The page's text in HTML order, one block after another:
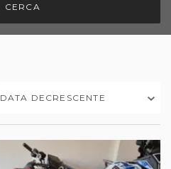
CERCA
DATA DECRESCENTE